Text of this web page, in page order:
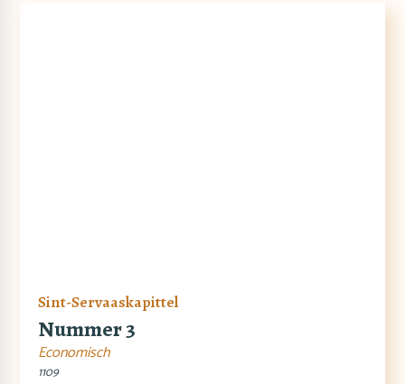
Sint-Servaaskapittel
Nummer 3
Economisch
1109